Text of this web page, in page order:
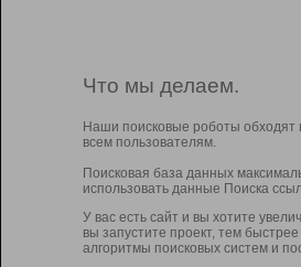
Что мы делаем.
Наши поисковые роботы обходят
всем пользователям.
Поисковая база данных
использовать данные Поиска
У вас есть сайт и вы хотите
вы запустите проект, тем
алгоритмы поисковых систем и